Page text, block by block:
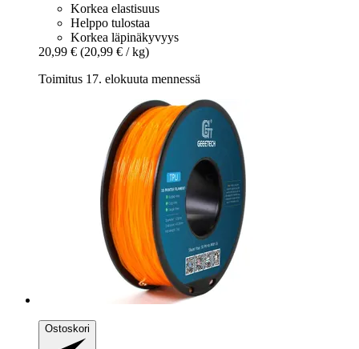
Korkea elastisuus
Helppo tulostaa
Korkea läpinäkyvyys
20,99 € (20,99 € / kg)
Toimitus 17. elokuuta mennessä
Ostoskori